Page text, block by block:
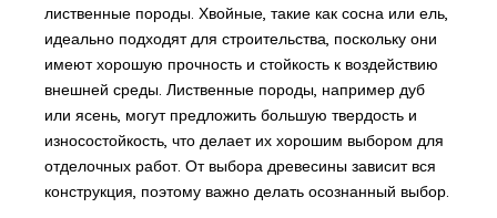
лиственные породы. Хвойные, такие как сосна или ель,
идеально подходят для строительства, поскольку они
имеют хорошую прочность и стойкость к воздействию
внешней среды. Лиственные породы, например дуб
или ясень, могут предложить большую твердость и
износостойкость, что делает их хорошим выбором для
отделочных работ. От выбора древесины зависит вся
конструкция, поэтому важно делать осознанный выбор.